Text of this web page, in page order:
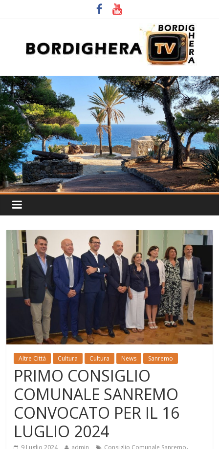
Altre Città Cultura Cultura News Sanremo
PRIMO CONSIGLIO
COMUNALE SANREMO
CONVOCATO PER IL 16
LUGLIO 2024
9 Luglio 2024 admin Consiglio Comunale Sanremo,